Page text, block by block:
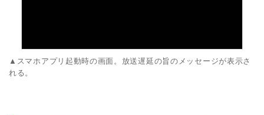
▲スマホアプリ起動時の画面。放送遅延の旨のメッセージが表示さ
れる。